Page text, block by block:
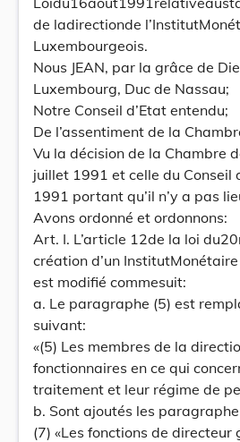
de ladirectionde
Luxembourgeois.
Nous JEAN, par la grâce de
Luxembourg, Duc de Nassau;
Notre Conseil d’Etat entendu;
De l’assentiment de la
Vu la décision de la Chambre
juillet 1991 et celle du Conseil
1991 portant qu’il n’y a pas
Avons ordonné et ordonnons:
Art. I. L’article 12de la loi
création d’un
est modifié commesuit:
a. Le paragraphe (5) est
suivant:
«(5) Les membres de la
fonctionnaires en ce qui
traitement et leur régime de
b. Sont ajoutés les
(7) «Les fonctions de directeur